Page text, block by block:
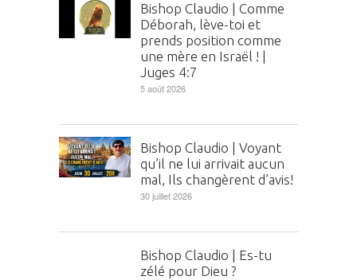
Bishop Claudio | Comme
Déborah, lève-toi et
prends position comme
une mère en Israël ! |
Juges 4:7
5 août 2026
Bishop Claudio | Voyant
qu’il ne lui arrivait aucun
mal, Ils changèrent d’avis!
30 juillet 2026
Bishop Claudio | Es-tu
zélé pour Dieu ?